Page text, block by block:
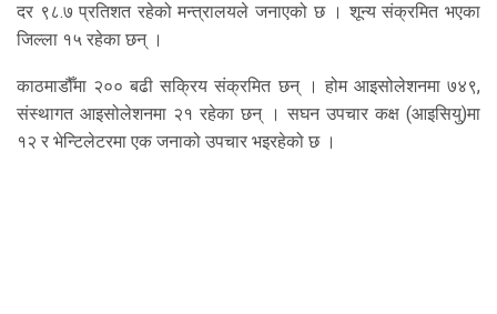
दर ९८.७ प्रतिशत रहेको मन्त्रालयले जनाएको छ । शून्य संक्रमित भएका
जिल्ला १५ रहेका छन् ।
काठमाडौँमा २०० बढी सक्रिय संक्रमित छन् । होम आइसोलेशनमा ७४९,
संस्थागत आइसोलेशनमा २१ रहेका छन् । सघन उपचार कक्ष (आइसियु)मा
१२ र भेन्टिलेटरमा एक जनाको उपचार भइरहेको छ ।